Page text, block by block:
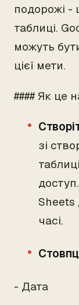
подорожі -
таблиці.
можуть
цієї мети.
#### Як це
зі
часі.
- Дата